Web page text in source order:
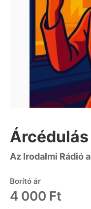
Az Irodalmi Rádió
Borító ár
4 000 Ft